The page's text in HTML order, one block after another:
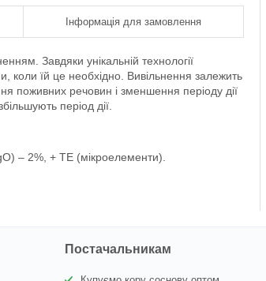
Інформація для замовлення
Завдяки унікальній технології
коли їй це необхідно. Вивільнення залежить
поживних речовин і зменшення періоду дії
період дії.
– 2%, + TE (мікроелементи).
Постачальникам